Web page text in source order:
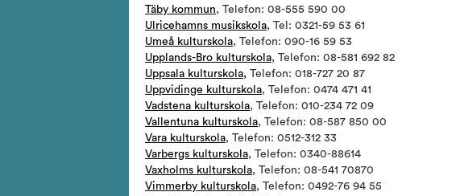
Täby kommun, Telefon: 08-555 590 00
Ulricehamns musikskola, Tel: 0321-59 53 61
Umeå kulturskola, Telefon: 090-16 59 53
Upplands-Bro kulturskola, Telefon: 08-581 692 82
Uppsala kulturskola, Telefon: 018-727 20 87
Uppvidinge kulturskola, Telefon: 0474 471 41
Vadstena kulturskola, Telefon: 010-234 72 09
Vallentuna kulturskola, Telefon: 08-587 850 00
Vara kulturskola, Telefon: 0512-312 33
Varbergs kulturskola, Telefon: 0340-88614
Vaxholms kulturskola, Telefon: 08-541 70870
Vimmerby kulturskola, Telefon: 0492-76 94 55